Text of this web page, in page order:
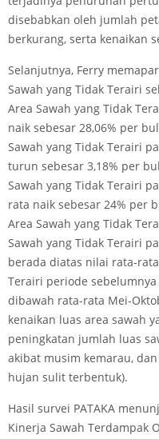
disebabkan oleh jumlah
berkurang, serta kenaikan
Selanjutnya, Ferry
Sawah yang Tidak Terairi
Area Sawah yang Tidak
naik sebesar 28,06% per
Sawah yang Tidak Terairi
turun sebesar 3,18% per
Sawah yang Tidak Terairi
rata naik sebesar 24% per
Area Sawah yang Tidak
Sawah yang Tidak Terairi
berada diatas nilai rata-
Terairi periode
dibawah rata-rata Mei-
kenaikan luas area sawah
peningkatan jumlah luas
akibat musim kemarau,
hujan sulit terbentuk).
Hasil survei PATAKA
Kinerja Sawah Terdampak